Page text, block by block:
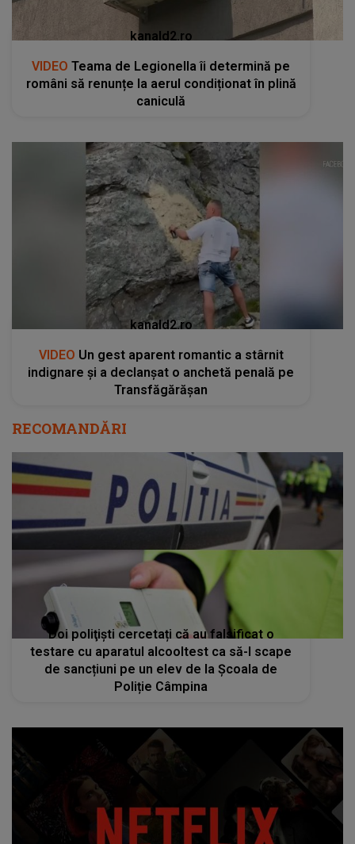
kanald2.ro
VIDEO Teama de Legionella îi determină pe
români să renunțe la aerul condiționat în plină
caniculă
kanald2.ro
VIDEO Un gest aparent romantic a stârnit
indignare și a declanșat o anchetă penală pe
Transfăgărășan
RECOMANDĂRI
Doi poliţişti cercetați că au falsificat o
testare cu aparatul alcooltest ca să-l scape
de sancțiuni pe un elev de la Școala de
Poliție Câmpina